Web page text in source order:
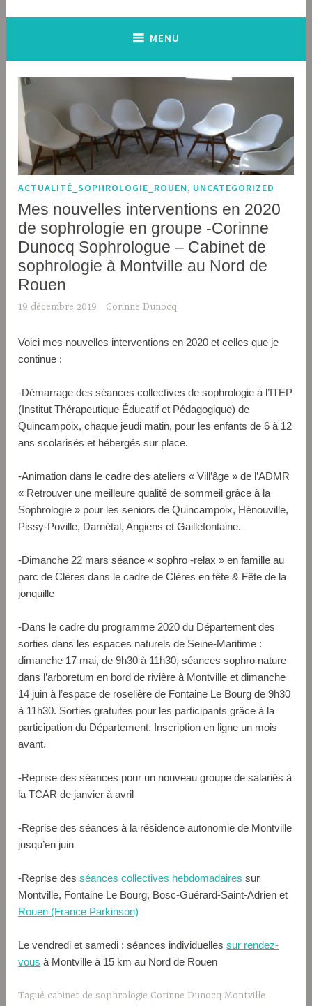
MENU
ACTUALITÉ_SOPHROLOGIE_ROUEN, UNCATEGORIZED
Mes nouvelles interventions en 2020
de sophrologie en groupe -Corinne
Dunocq Sophrologue – Cabinet de
sophrologie à Montville au Nord de
Rouen
19 décembre 2019 Corinne Dunocq
Voici mes nouvelles interventions en 2020 et celles que je
continue :
-Démarrage des séances collectives de sophrologie à l’ITEP
(Institut Thérapeutique Éducatif et Pédagogique) de
Quincampoix, chaque jeudi matin, pour les enfants de 6 à 12
ans scolarisés et hébergés sur place.
-Animation dans le cadre des ateliers « Vill’âge » de l’ADMR
« Retrouver une meilleure qualité de sommeil grâce à la
Sophrologie » pour les seniors de Quincampoix, Hénouville,
Pissy-Poville, Darnétal, Angiens et Gaillefontaine.
-Dimanche 22 mars séance « sophro -relax » en famille au
parc de Clères dans le cadre de Clères en fête & Fête de la
jonquille
-Dans le cadre du programme 2020 du Département des
sorties dans les espaces naturels de Seine-Maritime :
dimanche 17 mai, de 9h30 à 11h30, séances sophro nature
dans l’arboretum en bord de rivière à Montville et dimanche
14 juin à l’espace de roselière de Fontaine Le Bourg de 9h30
à 11h30. Sorties gratuites pour les participants grâce à la
participation du Département. Inscription en ligne un mois
avant.
-Reprise des séances pour un nouveau groupe de salariés à
la TCAR de janvier à avril
-Reprise des séances à la résidence autonomie de Montville
jusqu’en juin
-Reprise desséances collectives hebdomadairessur
Montville, Fontaine Le Bourg, Bosc-Guérard-Saint-Adrien et
Rouen (France Parkinson)
Le vendredi et samedi : séances individuellessur rendez-
vous à Montville à 15 km au Nord de Rouen
Tagué cabinet de sophrologie Corinne Dunocq Montville